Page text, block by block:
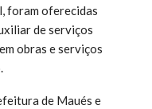
foram oferecidas
de serviços
obras e serviços
de Maués e